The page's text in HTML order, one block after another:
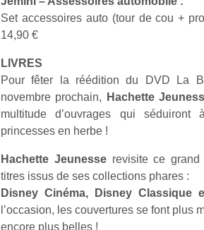
Set accessoires auto (tour de cou +
14,90 €
LIVRES
Pour fêter la réédition du DVD La
novembre prochain,
Hachette
multitude d’ouvrages qui
princesses en herbe !
Hachette Jeunesserevisite ce grand
titres issus de ses collections phares :
Disney Cinéma, Disney Classique
l’occasion, les couvertures se font plus
encore plus belles !